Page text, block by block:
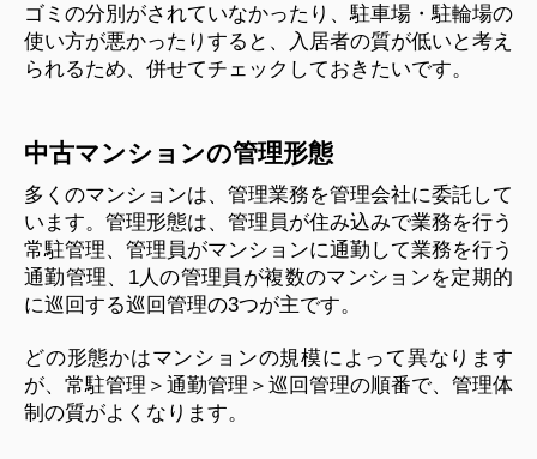
ゴミの分別がされていなかったり、駐車場・駐輪場の
使い方が悪かったりすると、入居者の質が低いと考え
られるため、併せてチェックしておきたいです。
中古マンションの管理形態
多くのマンションは、管理業務を管理会社に委託して
います。管理形態は、管理員が住み込みで業務を行う
常駐管理、管理員がマンションに通勤して業務を行う
通勤管理、1人の管理員が複数のマンションを定期的
に巡回する巡回管理の3つが主です。
どの形態かはマンションの規模によって異なります
が、常駐管理＞通勤管理＞巡回管理の順番で、管理体
制の質がよくなります。